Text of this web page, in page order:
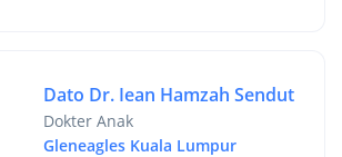
Dato Dr. Iean Hamzah Sendut
Dokter Anak
Gleneagles Kuala Lumpur